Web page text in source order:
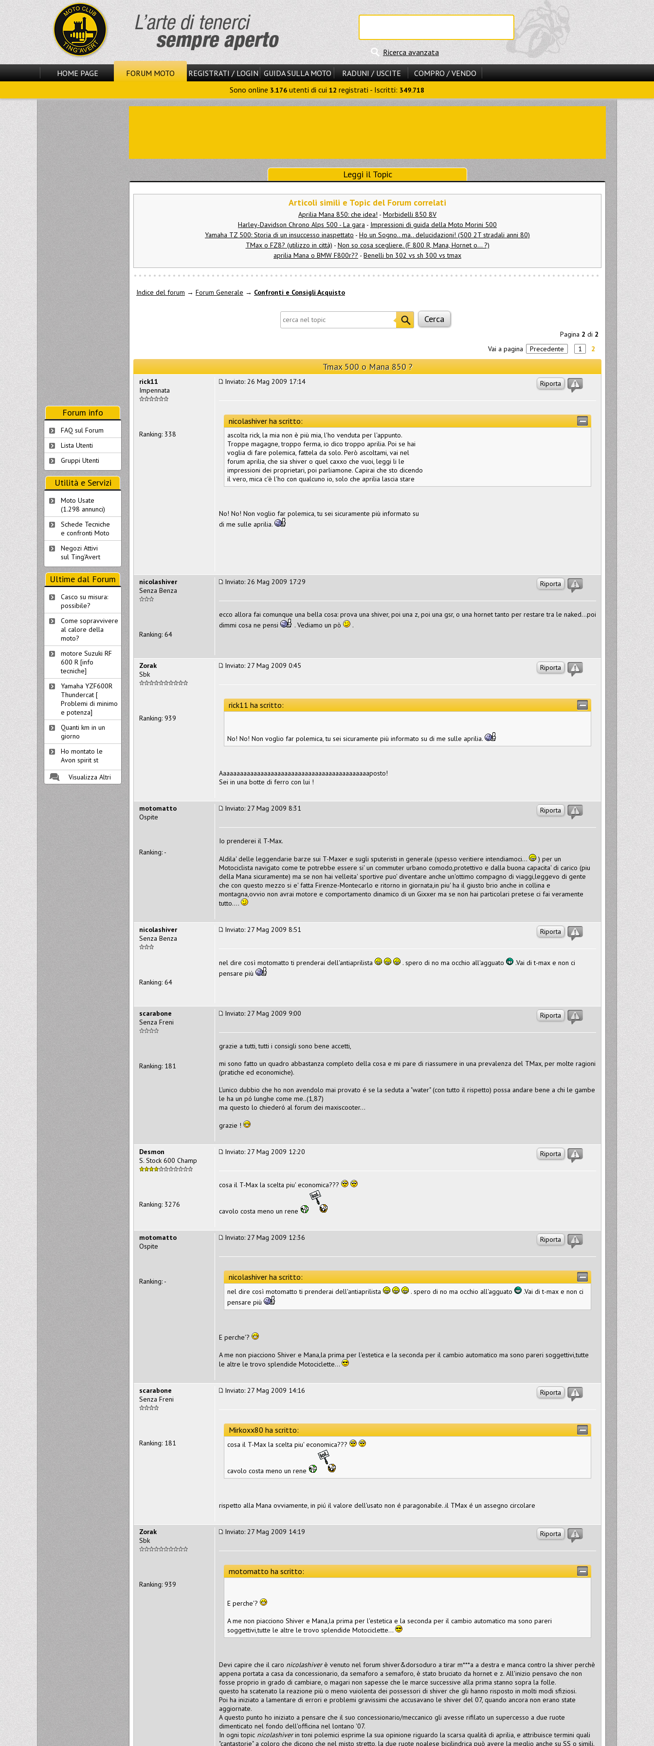
Ricerca avanzata
HOME PAGE FORUM MOTO REGISTRATI / LOGIN GUIDA SULLA MOTO RADUNI / USCITE
COMPRO / VENDO
Sono online 3.176 utenti di cui 12 registrati - Iscritti: 349.718
Leggi il Topic
Articoli simili e Topic del Forum correlati
Aprilia Mana 850: che idea! - Morbidelli 850 8V
Harley-Davidson Chrono Alps 500 - La gara - Impressioni di guida della Moto Morini 500
Yamaha TZ 500: Storia di un insuccesso inaspettato - Ho un Sogno.. ma.. delucidazioni! (500 2T stradali anni 80)
TMax o FZ8? (utilizzo in città) - Non so cosa scegliere. (F 800 R, Mana, Hornet o... ?)
aprilia Mana o BMW F800r?? - Benelli bn 302 vs sh 300 vs tmax
Indice del forum → Forum Generale → Confronti e Consigli Acquisto
Pagina 2 di 2
Vai a pagina
Precedente 1 2
Tmax 500 o Mana 850 ?
Riporta
Inviato: 26 Mag 2009 17:14
nicolashiver ha scritto:
ascolta rick, la mia non è più mia, l'ho venduta per l'appunto.
Troppe magagne, troppo ferma, io dico troppo aprilia. Poi se hai
voglia di fare polemica, fattela da solo. Però ascoltami, vai nel
forum aprilia, che sia shiver o quel caxxo che vuoi, leggi li le
impressioni dei proprietari, poi parliamone. Capirai che sto dicendo
il vero, mica c'è l'ho con qualcuno io, solo che aprilia lascia stare
No! No! Non voglio far polemica, tu sei sicuramente più informato su
di me sulle aprilia.
rick11
Impennata
Ranking: 338
Riporta
Inviato: 26 Mag 2009 17:29
ecco allora fai comunque una bella cosa: prova una shiver, poi una z, poi una gsr, o una hornet tanto per restare tra le naked...poi
dimmi cosa ne pensi
. Vediamo un pò .
nicolashiver
Senza Benza
Ranking: 64
Riporta
Inviato: 27 Mag 2009 0:45
rick11 ha scritto:
No! No! Non voglio far polemica, tu sei sicuramente più informato su di me sulle aprilia.
Aaaaaaaaaaaaaaaaaaaaaaaaaaaaaaaaaaaaaaaaaaaaposto!
Sei in una botte di ferro con lui !
Zorak
Sbk
Ranking: 939
Riporta
Inviato: 27 Mag 2009 8:31
Io prenderei il T-Max.
Aldila' delle leggendarie barze sui T-Maxer e sugli sputeristi in generale (spesso veritiere intendiamoci...
) per un
Motociclista navigato come te potrebbe essere si' un commuter urbano comodo,protettivo e dalla buona capacita' di carico (piu
della Mana sicuramente) ma se non hai velleita' sportive puo' diventare anche un'ottimo compagno di viaggi,leggevo di gente
che con questo mezzo si e' fatta Firenze-Montecarlo e ritorno in giornata,in piu' ha il giusto brio anche in collina e
montagna,ovvio non avrai motore e comportamento dinamico di un Gixxer ma se non hai particolari pretese ci fai veramente
tutto....
motomatto
Ospite
Ranking: -
Riporta
Inviato: 27 Mag 2009 8:51
nel dire così motomatto ti prenderai dell'antiaprilista . spero di no ma occhio all'agguato
.Vai di t-max e non ci
pensare più
nicolashiver
Senza Benza
Ranking: 64
Riporta
Inviato: 27 Mag 2009 9:00
grazie a tutti, tutti i consigli sono bene accetti,
mi sono fatto un quadro abbastanza completo della cosa e mi pare di riassumere in una prevalenza del TMax, per molte ragioni
(pratiche ed economiche).
L'unico dubbio che ho non avendolo mai provato é se la seduta a "water" (con tutto il rispetto) possa andare bene a chi le gambe
le ha un pó lunghe come me..(1,87)
ma questo lo chiederó al forum dei maxiscooter...
grazie !
scarabone
Senza Freni
Ranking: 181
Riporta
Inviato: 27 Mag 2009 12:20
cosa il T-Max la scelta piu' economica???
cavolo costa meno un rene
Desmon
S. Stock 600 Champ
Ranking: 3276
Riporta
Inviato: 27 Mag 2009 12:36
nicolashiver ha scritto:
nel dire così motomatto ti prenderai dell'antiaprilista . spero di no ma occhio all'agguato
.Vai di t-max e non ci
pensare più
E perche'?
A me non piacciono Shiver e Mana,la prima per l'estetica e la seconda per il cambio automatico ma sono pareri soggettivi,tutte
le altre le trovo splendide Motociclette...
motomatto
Ospite
Ranking: -
Riporta
Inviato: 27 Mag 2009 14:16
Mirkoxx80 ha scritto:
cosa il T-Max la scelta piu' economica???
cavolo costa meno un rene
rispetto alla Mana ovviamente, in piú il valore dell'usato non é paragonabile..il TMax é un assegno circolare
scarabone
Senza Freni
Ranking: 181
Riporta
Inviato: 27 Mag 2009 14:19
motomatto ha scritto:
E perche'?
A me non piacciono Shiver e Mana,la prima per l'estetica e la seconda per il cambio automatico ma sono pareri
soggettivi,tutte le altre le trovo splendide Motociclette...
Devi capire che il caro nicolashiverè venuto nel forum shiver&dorsoduro a tirar m***a a destra e manca contro la shiver perchè
appena portata a casa da concessionario, da semaforo a semaforo, è stato bruciato da hornet e z. All'inizio pensavo che non
fosse proprio in grado di cambiare, o magari non sapesse che le marce successive alla prima stanno sopra la folle.
questo ha scatenato la reazione più o meno vuiolenta dei possessori di shiver che gli hanno risposto in molti modi sfiziosi.
Poi ha iniziato a lamentare di errori e problemi gravissimi che accusavano le shiver del 07, quando ancora non erano state
aggiornate.
A questo punto ho iniziato a pensare che il suo concessionario/meccanico gli avesse rifilato un supercesso a due ruote
dimenticato nel fondo dell'officina nel lontano '07.
In ogni topic nicolashiverin toni polemici esprime la sua opinione riguardo la scarsa qualità di aprilia, e attribuisce termini quali
"cantastorie" a coloro che dicono che nel misto stretto, la due ruote noalese bicilindrica può avere la meglio anche su SS o simili.
Zorak
Sbk
Ranking: 939
Forum info
FAQ sul Forum
Lista Utenti
Gruppi Utenti
Utilità e Servizi
Moto Usate
(1.298 annunci)
Schede Tecniche
e confronti Moto
Negozi Attivi
sul Ting'Avert
Ultime dal Forum
Casco su misura:
possibile?
Come sopravvivere
al calore della
moto?
motore Suzuki RF
600 R [info
tecniche]
Yamaha YZF600R
Thundercat [
Problemi di minimo
e potenza]
Quanti km in un
giorno
Ho montato le
Avon spirit st
Visualizza Altri